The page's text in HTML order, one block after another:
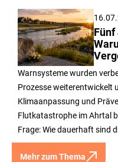
Warnsysteme wurden
Prozesse weiterentwickelt
Klimaanpassung und
Flutkatastrophe im Ahrtal
Frage: Wie dauerhaft sind
Mehr zum Thema